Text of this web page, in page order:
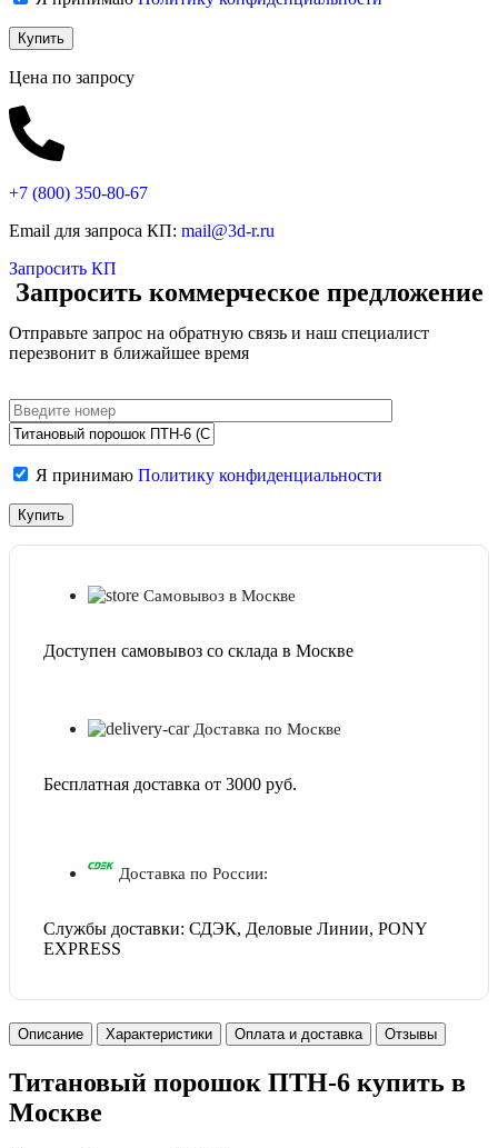
Цена по запросу
+7 (800) 350-80-67
Email для запроса КП: mail@3d-r.ru
Запросить КП
Запросить коммерческое предложение
Отправьте запрос на обратную связь и наш специалист
перезвонит в ближайшее время
Я принимаю Политику конфиденциальности
Самовывоз в Москве
Доступен самовывоз со склада в Москве
Доставка по Москве
Бесплатная доставка от 3000 руб.
Доставка по России:
Службы доставки: СДЭК, Деловые Линии, PONY
EXPRESS
Описание Характеристики Оплата и доставка Отзывы
Титановый порошок ПТН-6 купить в
Москве